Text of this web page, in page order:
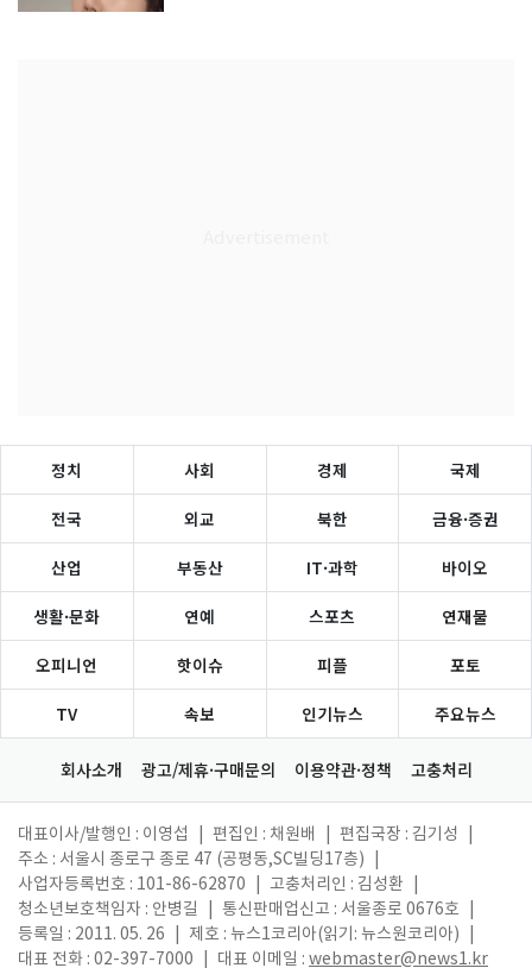
정치 사회 경제 국제
전국 외교 북한 금융·증권
산업 부동산 IT·과학 바이오
생활·문화 연예 스포츠 연재물
오피니언 핫이슈 피플 포토
TV 속보 인기뉴스 주요뉴스
회사소개 광고/제휴·구매문의 이용약관·정책 고충처리
대표이사/발행인 : 이영섭 편집인 : 채원배 편집국장 : 김기성
주소 : 서울시 종로구 종로 47 (공평동,SC빌딩17층)
사업자등록번호 : 101-86-62870
고충처리인 : 김성환
청소년보호책임자 : 안병길
통신판매업신고 : 서울종로 0676호
등록일 : 2011. 05. 26
제호 : 뉴스1코리아(읽기: 뉴스원코리아)
대표 전화 : 02-397-7000
대표 이메일 : webmaster@news1.kr